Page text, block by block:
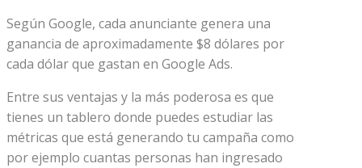
Según Google, cada anunciante genera una
ganancia de aproximadamente $8 dólares por
cada dólar que gastan en Google Ads.
Entre sus ventajas y la más poderosa es que
tienes un tablero donde puedes estudiar las
métricas que está generando tu campaña como
por ejemplo cuantas personas han ingresado